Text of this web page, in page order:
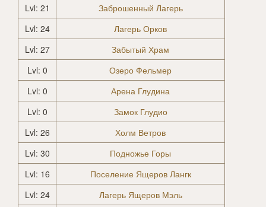
Lvl: 21
Заброшенный Лагерь
Lvl: 24
Лагерь Орков
Lvl: 27
Забытый Храм
Lvl: 0
Озеро Фельмер
Lvl: 0
Арена Глудина
Lvl: 0
Замок Глудио
Lvl: 26
Холм Ветров
Lvl: 30
Подножье Горы
Lvl: 16
Поселение Ящеров Лангк
Lvl: 24
Лагерь Ящеров Мэль